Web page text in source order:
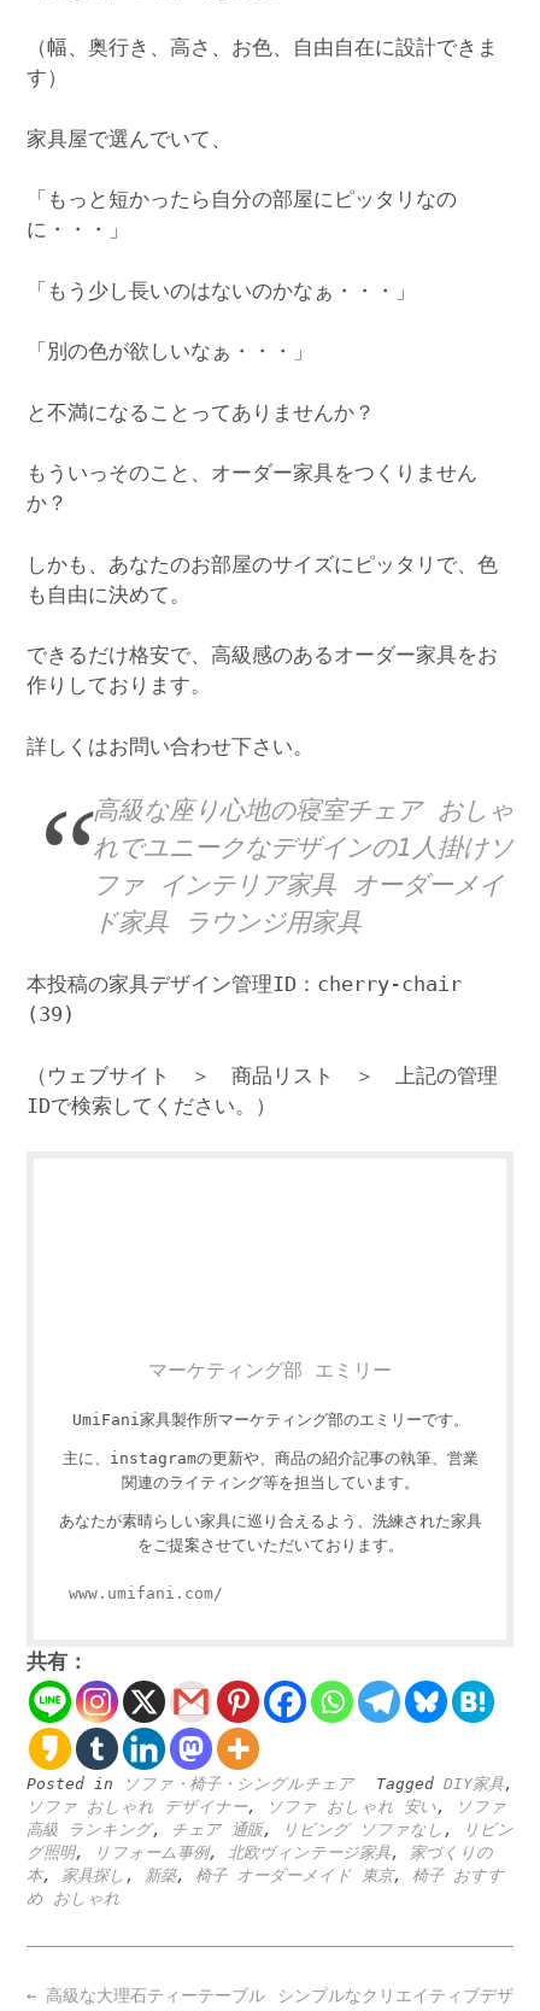
（幅、奥行き、高さ、お色、自由自在に設計できま
す）
家具屋で選んでいて、
「もっと短かったら自分の部屋にピッタリなの
に・・・」
「もう少し長いのはないのかなぁ・・・」
「別の色が欲しいなぁ・・・」
と不満になることってありませんか？
もういっそのこと、オーダー家具をつくりません
か？
しかも、あなたのお部屋のサイズにピッタリで、色
も自由に決めて。
できるだけ格安で、高級感のあるオーダー家具をお
作りしております。
詳しくはお問い合わせ下さい。
高級な座り心地の寝室チェア おしゃ
れでユニークなデザインの1人掛けソ
ファ インテリア家具 オーダーメイ
ド家具 ラウンジ用家具
本投稿の家具デザイン管理ID：cherry-chair
(39)
（ウェブサイト ＞ 商品リスト ＞ 上記の管理
IDで検索してください。）
マーケティング部 エミリー
UmiFani家具製作所マーケティング部のエミリーです。
主に、instagramの更新や、商品の紹介記事の執筆、営業
関連のライティング等を担当しています。
あなたが素晴らしい家具に巡り合えるよう、洗練された家具
をご提案させていただいております。
www.umifani.com/
共有：
Posted in ソファ・椅子・シングルチェア Tagged DIY家具,
ソファ おしゃれ デザイナー, ソファ おしゃれ 安い ,
ソファ
高級 ランキング, チェア 通販, リビング ソファなし ,
リビン
グ照明, リフォーム事例, 北欧ヴィンテージ家具, 家づくりの
本, 家具探し , 新築, 椅子 オーダーメイド 東京, 椅子 おすす
め おしゃれ
Post
シンプルなクリエイティブデザ
← 高級な大理石ティーテーブル